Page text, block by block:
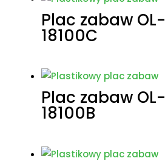
Plac zabaw OL-
18100C
Plac zabaw OL-
18100B